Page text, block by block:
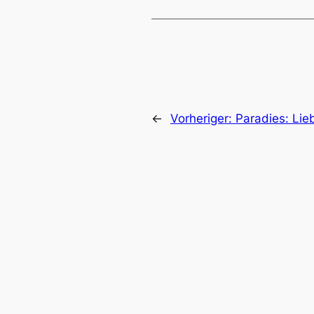
← Vorheriger: Paradies: